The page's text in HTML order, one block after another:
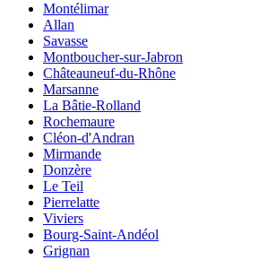
Montélimar
Allan
Savasse
Montboucher-sur-Jabron
Châteauneuf-du-Rhône
Marsanne
La Bâtie-Rolland
Rochemaure
Cléon-d'Andran
Mirmande
Donzère
Le Teil
Pierrelatte
Viviers
Bourg-Saint-Andéol
Grignan